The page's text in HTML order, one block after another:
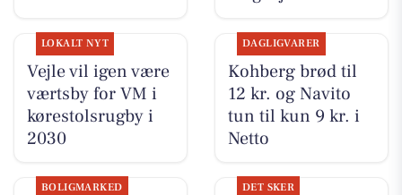
LOKALT NYT
Vejle vil igen være
værtsby for VM i
kørestolsrugby i
2030
DAGLIGVARER
Kohberg brød til
12 kr. og Navito
tun til kun 9 kr. i
Netto
BOLIGMARKED DET SKER